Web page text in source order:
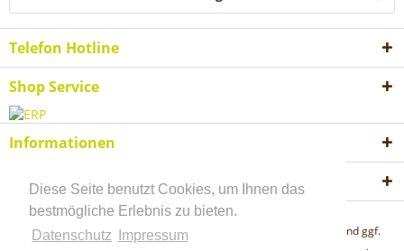
Diese Seite benutzt Cookies, um Ihnen das
bestmögliche Erlebnis zu bieten.
Datenschutz
Impressum
Telefon Hotline
Shop Service
Informationen
Akzeptierte Zahlungsweisen
* Alle Preise inkl. gesetzl. Mehrwertsteuer zzgl.
und ggf.